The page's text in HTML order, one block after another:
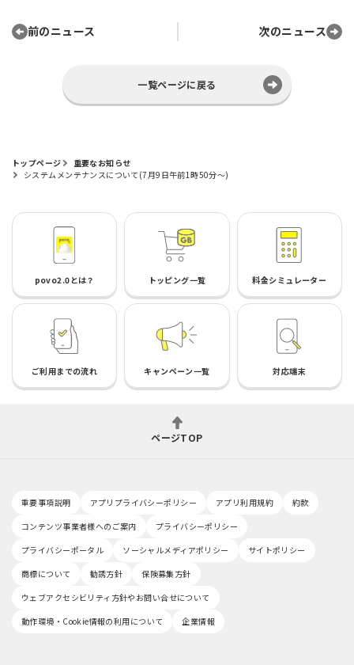
前のニュース 次のニュース
一覧ページに戻る
トップページ
重要なお知らせ
システムメンテナンスについて(7月9日午前1時50分～)
povo2.0とは？ トッピング一覧 料金シミュレーター
ご利用までの流れ キャンペーン一覧 対応端末
ページTOP
重要事項説明 アプリプライバシーポリシー アプリ利用規約
約款
コンテンツ事業者様へのご案内
プライバシーポリシー
プライバシーポータル
ソーシャルメディアポリシー
サイトポリシー
商標について
勧誘方針
保険募集方針
ウェブアクセシビリティ方針やお問い合せについて
動作環境・Cookie情報の利用について
企業情報